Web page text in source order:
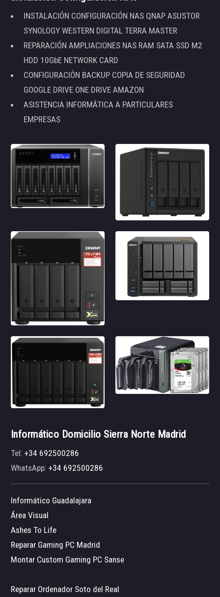
INSTALACIÓN CONFIGURACIÓN NAS QNAP ASUSTOR
SYNOLOGY WESTERN DIGITAL TERRA MASTER
REPARACIÓN AMPLIACIONES NAS RAM SATA SSD M2
HDD 10GbE NETWORK CARD
CONFIGURACIÓN BACKUP COPIA DE SEGURIDAD
GOOGLE DRIVE ONE DRIVE AMAZON
ASISTENCIA INFORMÁTICA A PARTICULARES
EMPRESAS
Informático Domicilio Sierra Norte Madrid
Tel:+34 692500286
WhatsApp:+34 692500286
Informático Guadalajara
Área Visual
Ashes To Life
Reparar Gaming PC Madrid
Montar Custom Gaming PC Sanse
Reparar Ordenador Soto del Real